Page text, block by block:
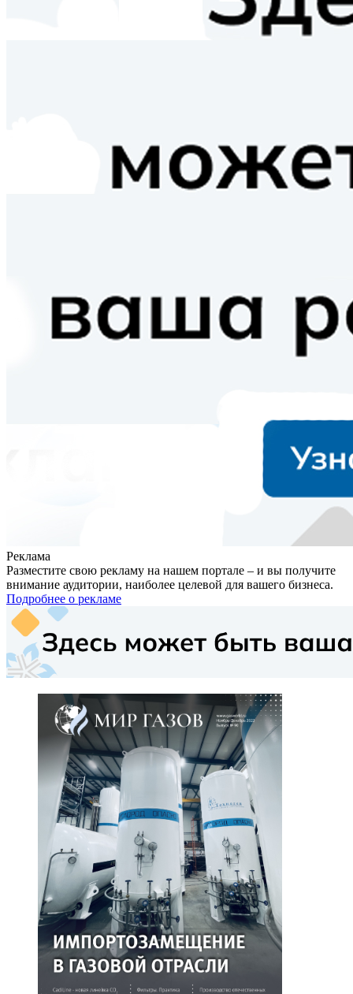
Реклама
Разместите свою рекламу на нашем портале – и вы получите
внимание аудитории, наиболее целевой для вашего бизнеса.
Подробнее о рекламе